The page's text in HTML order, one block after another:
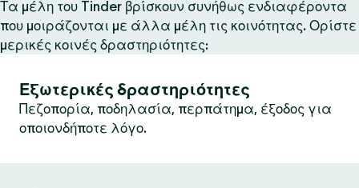
Τα μέλη του Tinder βρίσκουν συνήθως ενδιαφέροντα
που μοιράζονται με άλλα μέλη τις κοινότητας. Ορίστε
μερικές κοινές δραστηριότητες:
Εξωτερικές δραστηριότητες
Πεζοπορία, ποδηλασία, περπάτημα, έξοδος για
οποιονδήποτε λόγο.